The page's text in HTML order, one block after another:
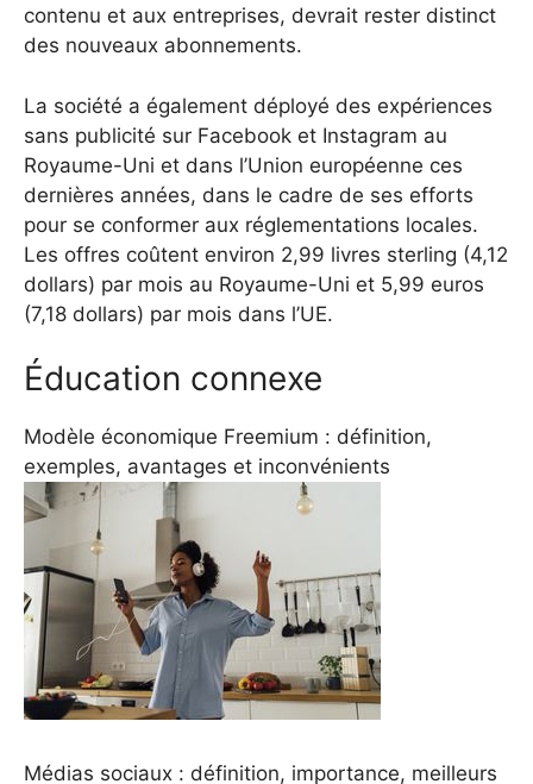
contenu et aux entreprises, devrait rester distinct
des nouveaux abonnements.
La société a également déployé des expériences
sans publicité sur Facebook et Instagram au
Royaume-Uni et dans l’Union européenne ces
dernières années, dans le cadre de ses efforts
pour se conformer aux réglementations locales.
Les offres coûtent environ 2,99 livres sterling (4,12
dollars) par mois au Royaume-Uni et 5,99 euros
(7,18 dollars) par mois dans l’UE.
Éducation connexe
Modèle économique Freemium : définition,
exemples, avantages et inconvénients
Médias sociaux : définition, importance, meilleurs